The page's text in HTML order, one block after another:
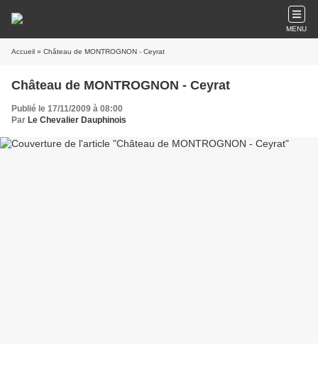
MENU
Accueil » Château de MONTROGNON - Ceyrat
Château de MONTROGNON - Ceyrat
Publié le 17/11/2009 à 08:00
Par Le Chevalier Dauphinois